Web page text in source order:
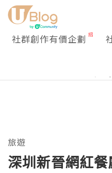
社群創作有價企劃
旅遊
深圳新晉網紅